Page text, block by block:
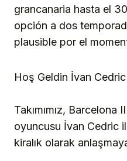
grancanaria hasta el
opción a dos
plausible por el
Hoş Geldin İvan
Takımımız, Barcelona
oyuncusu İvan Cedric
kiralık olarak